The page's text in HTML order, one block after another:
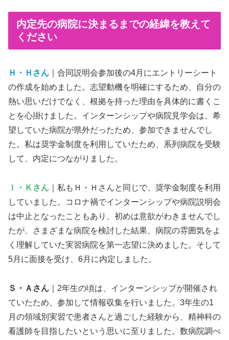
内定先の病院に決まるまでの経緯を教えて
ください
Ｈ・Ｈさん ｜合同説明会参加後の4月にエントリーシート
の作成を始めました。志望動機を明確にするため、自分の
熱い思いだけでなく、根拠を持った理由を具体的に書くこ
とを心掛けました。インターンシップや病院見学会は、希
望していた病院が県外だったため、参加できませんでし
た。私は奨学金制度を利用していたため、系列病院を受験
して、内定につながりました。
Ｉ・Ｋさん ｜私もＨ・Ｈさんと同じで、奨学金制度を利用
していました。コロナ禍でインターンシップや病院説明会
は中止となったこともあり、初めは意欲がわきませんでし
たが、さまざまな病院を検討した結果、病院の雰囲気をよ
く理解していた実習病院を第一志望に決めました。そして
5月に面接を受け、6月に内定しました。
Ｓ・Ａさん ｜2年生の頃は、インターンシップが開催され
ていたため、参加して情報収集を行いました。3年生の1
月の領域別実習で患者さんと過ごした経験から、精神科の
看護師を目指したいという思いに至りました。数病院調べ